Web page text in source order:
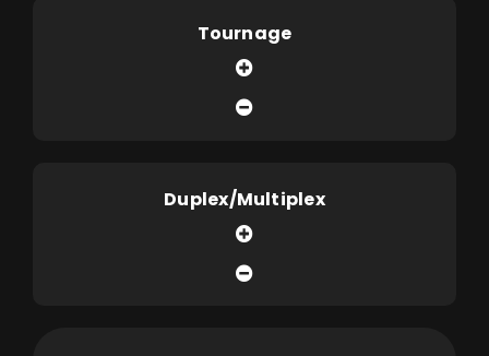
Tournage
Duplex/Multiplex